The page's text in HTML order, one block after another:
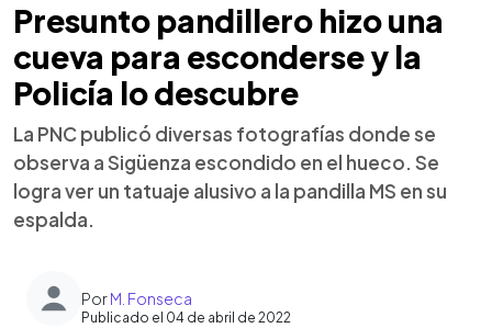
Presunto pandillero hizo una
cueva para esconderse y la
Policía lo descubre
La PNC publicó diversas fotografías donde se
observa a Sigüenza escondido en el hueco. Se
logra ver un tatuaje alusivo a la pandilla MS en su
espalda.
PorM. Fonseca
Publicado el 04 de abril de 2022